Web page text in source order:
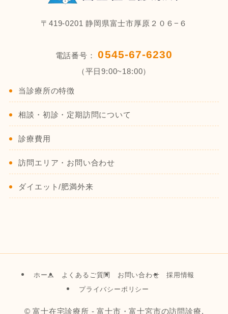
〒419-0201 静岡県富士市厚原２０６−６
電話番号：0545-67-6230
（平日9:00~18:00）
当診療所の特徴
相談・初診・定期訪問について
診療費用
訪問エリア・お問い合わせ
ダイエット/肥満外来
ホーム よくあるご質問 お問い合わせ
採用情報
プライバシーポリシー
© 富士在宅診療所 - 富士市・富士宮市の訪問診療.